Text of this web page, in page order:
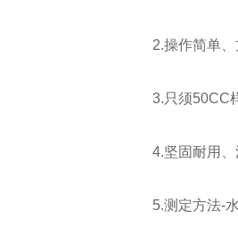
2.操作简单
3.只须50CC
4.坚固耐用
5.测定方法-